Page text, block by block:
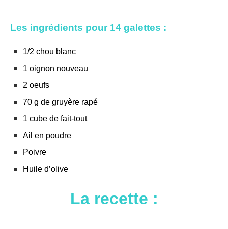
Les ingrédients pour 14 galettes :
1/2 chou blanc
1 oignon nouveau
2 oeufs
70 g de gruyère rapé
1 cube de fait-tout
Ail en poudre
Poivre
Huile d’olive
La recette :